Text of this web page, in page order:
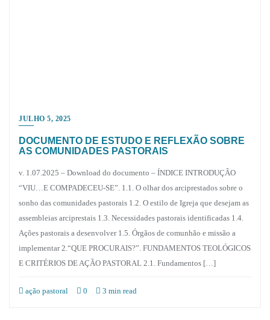
JULHO 5, 2025
DOCUMENTO DE ESTUDO E REFLEXÃO SOBRE
AS COMUNIDADES PASTORAIS
v. 1.07.2025 – Download do documento – ÍNDICE INTRODUÇÃO
“VIU…E COMPADECEU-SE”. 1.1. O olhar dos arciprestados sobre o
sonho das comunidades pastorais 1.2. O estilo de Igreja que desejam as
assembleias arciprestais 1.3. Necessidades pastorais identificadas 1.4.
Ações pastorais a desenvolver 1.5. Órgãos de comunhão e missão a
implementar 2.“QUE PROCURAIS?”. FUNDAMENTOS TEOLÓGICOS
E CRITÉRIOS DE AÇÃO PASTORAL 2.1. Fundamentos […]
ação pastoral 0 3 min read